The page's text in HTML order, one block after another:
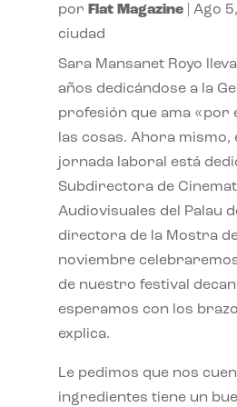
por Flat Magazine| Ago
ciudad
Sara Mansanet Royo
años dedicándose a la
profesión que ama «por
las cosas. Ahora mismo,
jornada laboral está
Subdirectora de
Audiovisuales del Palau
directora de la Mostra de
noviembre
de nuestro festival
esperamos con los
explica.
Le pedimos que nos
ingredientes tiene un